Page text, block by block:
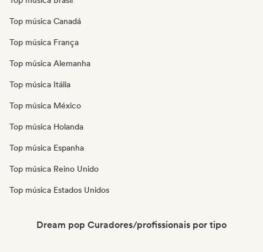
Top música Canadá
Top música França
Top música Alemanha
Top música Itália
Top música México
Top música Holanda
Top música Espanha
Top música Reino Unido
Top música Estados Unidos
Dream pop Curadores/profissionais por tipo